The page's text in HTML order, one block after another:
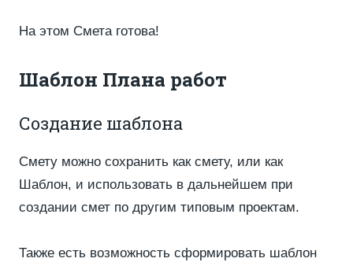
На этом Смета готова!
Шаблон Плана работ
Создание шаблона
Смету можно сохранить как смету, или как
Шаблон, и использовать в дальнейшем при
создании смет по другим типовым проектам.
Также есть возможность сформировать шаблон